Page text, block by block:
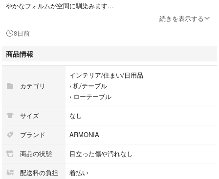
やかなフォルムが空間に馴染みます
- 素材: 強化ガラス、オーク突板、タモ無垢材
- 形状: 円形
- 用途: センターテーブル
幅900×高さ320mm
重量
天板 ：18kg
続きを表示する
8日前
商品情報
カテゴリ
インテリア/住まい/日用品
› 机/テーブル
› ローテーブル
サイズ なし
ブランド ARMONIA
商品の状態 目立った傷や汚れなし
配送料の負担 着払い